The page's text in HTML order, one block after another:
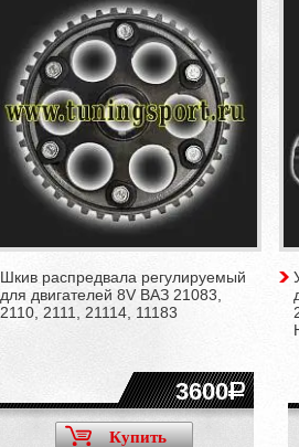
Шкив распредвала регулируемый
для двигателей 8V ВАЗ 21083,
2110, 2111, 21114, 11183
3600
Купить